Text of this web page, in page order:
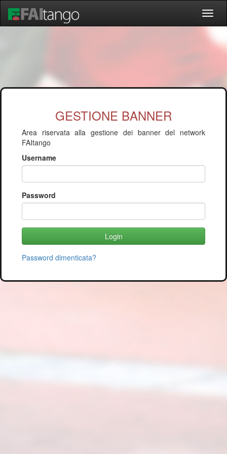
Apri
Menù
GESTIONE BANNER
Area riservata alla gestione dei banner del network
FAItango
Username
Password
Password dimenticata?